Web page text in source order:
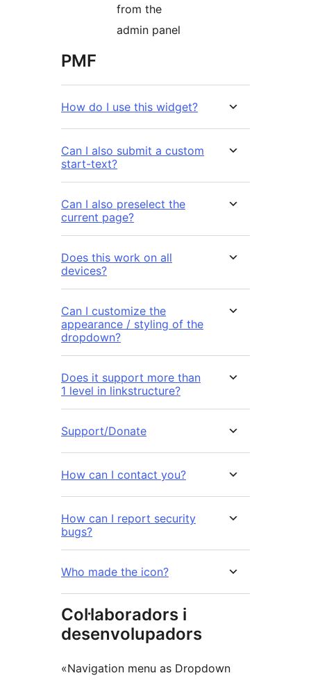
from the
admin panel
PMF
How do I use this widget?
Can I also submit a custom
start-text?
Can I also preselect the
current page?
Does this work on all
devices?
Can I customize the
appearance / styling of the
dropdown?
Does it support more than
1 level in linkstructure?
Support/Donate
How can I contact you?
How can I report security
bugs?
Who made the icon?
Col·laboradors i
desenvolupadors
«Navigation menu as Dropdown